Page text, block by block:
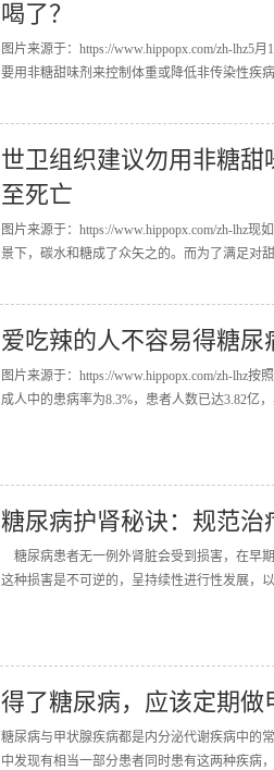
喝了？
图片来源于：https://www.hippopx.com/zh-lhz5
要用非糖甜味剂来控制体重或降低非传染性疾
世卫组织建议勿用非糖
至死亡
图片来源于：https://www.hippopx.com/zh-lhz
景下，碳水和糖成了众矢之的。而为了满足对
爱吃辣的人不容易得糖尿
图片来源于：https://www.hippopx.com/zh-lhz
成人中的患病率为8.3%，患者人数已达3.82亿
糖尿病护肾秘诀：规范治
糖尿病患者无一例外肾脏会受到损害，在早
这种损害是不可逆的，呈持续性进行性发展，
得了糖尿病，应该定期做
糖尿病与甲状腺疾病都是内分泌代谢疾病中的
中发现有相当一部分患者同时患有这两种疾病